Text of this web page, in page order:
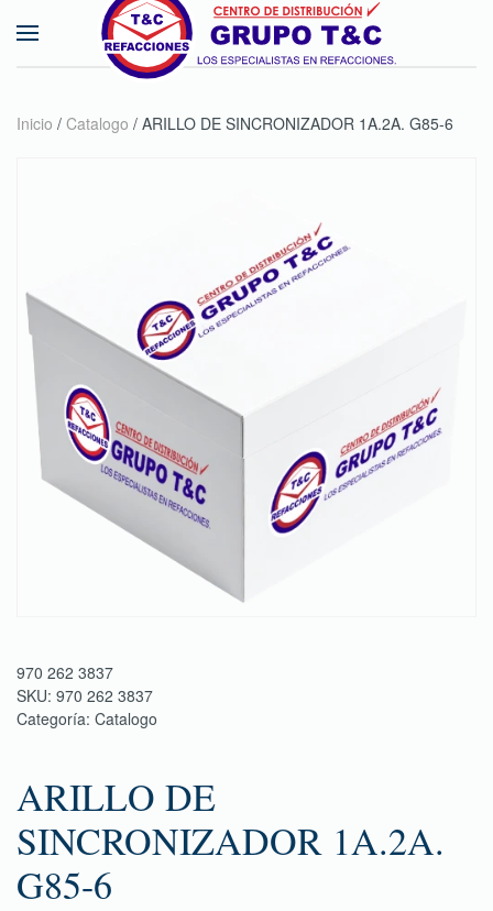
Skip to main content
Inicio / Catalogo / ARILLO DE SINCRONIZADOR 1A.2A. G85-6
970 262 3837
SKU: 970 262 3837
Categoría: Catalogo
ARILLO DE
SINCRONIZADOR 1A.2A.
G85-6